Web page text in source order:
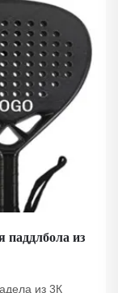
паддлбола из
из 3К